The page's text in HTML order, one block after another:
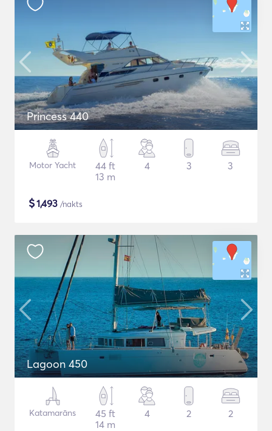
Princess 440
Motor Yacht
44 ft
13 m
4 3 3
$1,493 /nakts
Lagoon 450
Katamarāns
45 ft
14 m
4 2 2